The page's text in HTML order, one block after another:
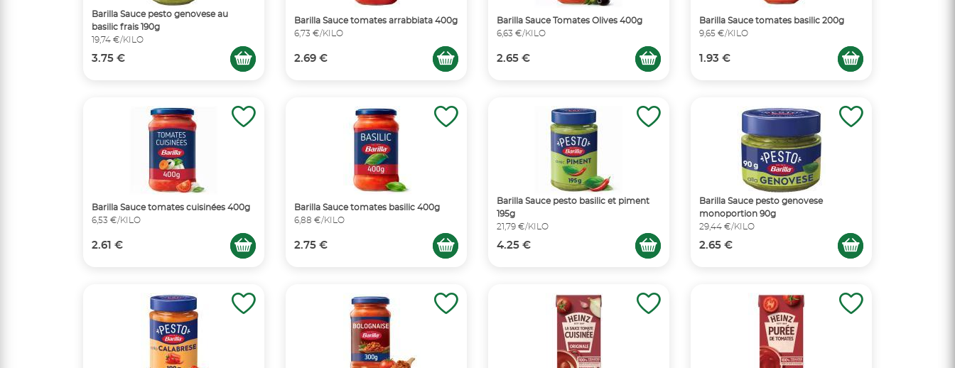
Barilla Sauce pesto genovese au
basilic frais 190g
19,74 €/KILO
3.75 €
Barilla Sauce tomates arrabbiata 400g
6,73 €/KILO
2.69 €
Barilla Sauce Tomates Olives 400g
6,63 €/KILO
2.65 €
Barilla Sauce tomates basilic 200g
9,65 €/KILO
1.93 €
Barilla Sauce tomates cuisinées 400g
6,53 €/KILO
2.61 €
Barilla Sauce tomates basilic 400g
6,88 €/KILO
2.75 €
Barilla Sauce pesto basilic et piment
195g
21,79 €/KILO
4.25 €
Barilla Sauce pesto genovese
monoportion 90g
29,44 €/KILO
2.65 €